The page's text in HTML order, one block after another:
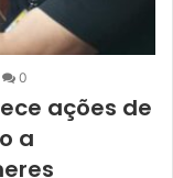
0
ações de
a